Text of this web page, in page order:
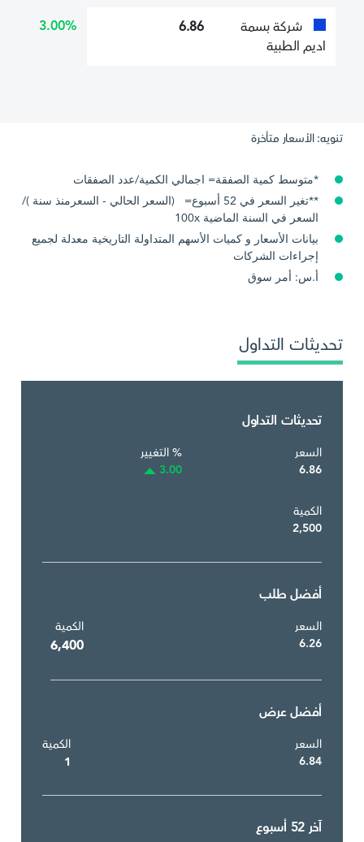
شركة بسمة
اديم الطبية
6.86
3.00%
تنويه: الأسعار متأخرة
*متوسط كمية الصفقة= اجمالي الكمية/عدد الصفقات
**تغير السعر في 52 أسبوع= (السعر الحالي - السعرمنذ سنة )/
السعر في السنة الماضية 100x
بيانات الأسعار و كميات الأسهم المتداولة التاريخية معدلة لجميع
إجراءات الشركات
أ.س: أمر سوق
تحديثات التداول
تحديثات التداول
السعر
6.86
% التغيير
3.00
الكمية
2,500
أفضل طلب
السعر
6.26
الكمية
6,400
أفضل عرض
السعر
6.84
الكمية
1
آخر 52 أسبوع